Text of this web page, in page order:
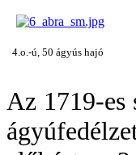
4.o.-ú, 50 ágyús hajó
Az 1719-es